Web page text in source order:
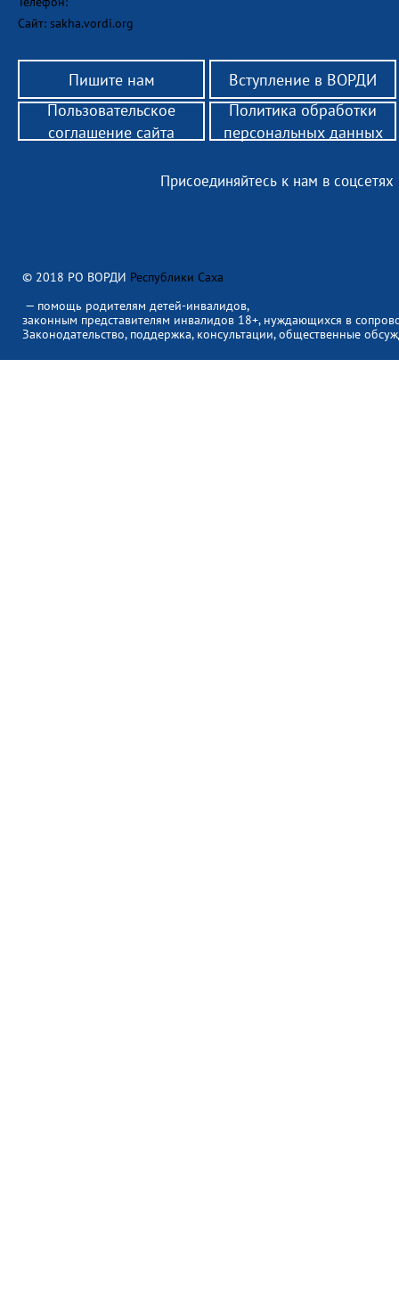
Сайт: sakha.vordi.org
Пишите нам Вступление в ВОРДИ
© 2018 РО ВОРДИ Республики Саха
— помощь родителям детей-инвалидов,
законным представителям инвалидов 18+, нуждающихся в
Законодательство, поддержка, консультации, общественные
Присоединяйтесь к нам в соцсетях
Пользовательское
соглашение сайта
Политика обработки
персональных данных